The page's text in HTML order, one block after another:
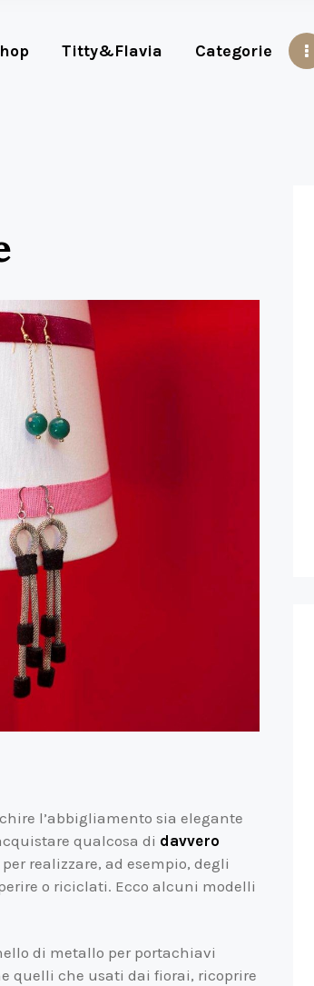
Titty&Flavia Categorie
l’abbigliamento sia elegante
qualcosa di davvero
per realizzare, ad esempio, degli
o riciclati. Ecco alcuni modelli
di metallo per portachiavi
quelli che usati dai fiorai, ricoprire